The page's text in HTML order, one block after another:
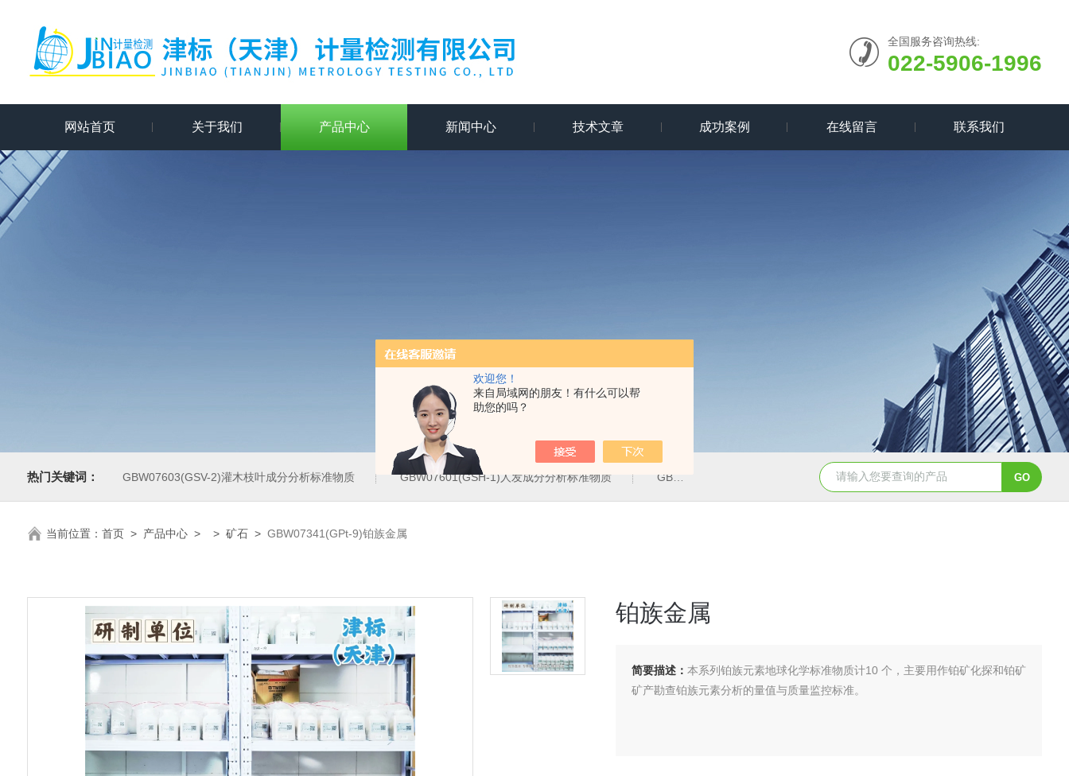
欢迎您！
来自局域网的朋友！有什么可以帮
助您的吗？
全国服务咨询热线:
022-5906-1996
网站首页 关于我们 产品中心 新闻中心 技术文章 成功案例 在线留言 联系我们
热门关键词： GBW07603(GSV-2)灌木枝叶成分分析标准物质 GBW07601(GSH-1)人发成分分析标准物质 GBW07342(GPt-10)铂族金属 GBW07341(GPt-9)铂族金属
当前位置： 首页> 产品中心> > 矿石> GBW07341(GPt-9)铂族金属
铂族金属
简要描述：本系列铂族元素地球化学标准物质计10 个，主要用作铂矿化探和铂矿
矿产勘查铂族元素分析的量值与质量监控标准。